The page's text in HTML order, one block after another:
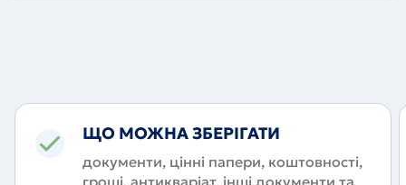
ЩО МОЖНА ЗБЕРІГАТИ
документи, цінні папери, коштовності,
гроші, антикваріат, інші документи та